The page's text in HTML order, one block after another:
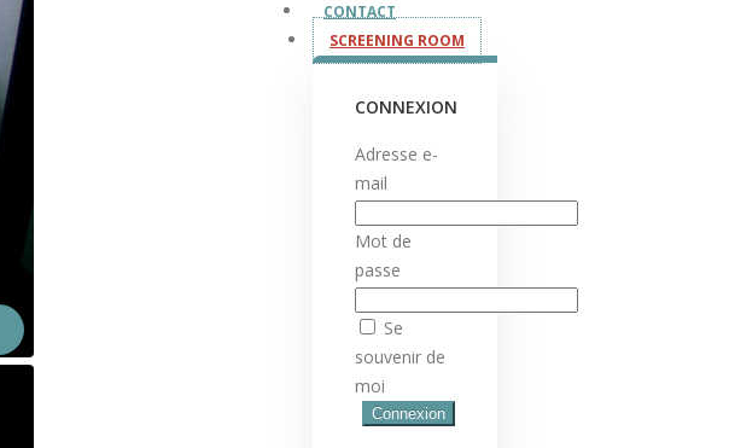
CONTACT
SCREENING ROOM
CONNEXION
Adresse e-
mail
Mot de
passe
Se
souvenir de
moi